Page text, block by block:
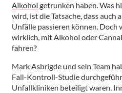
Alkohol getrunken haben. Was
wird, ist die Tatsache, dass auch
Unfälle passieren können. Doch
wirklich, mit Alkohol oder
fahren?
Mark Asbrigde und sein Team
Fall-Kontroll-Studie
Unfallkliniken beteiligt waren.